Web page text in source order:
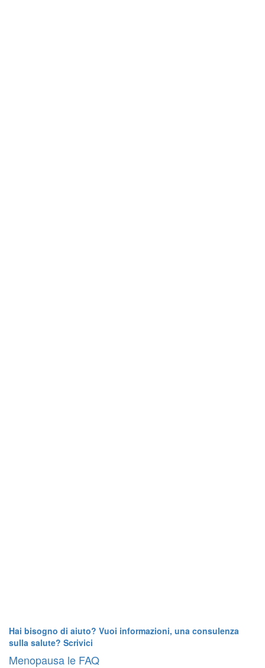
Hai bisogno di aiuto? Vuoi informazioni, una consulenza
sulla salute? Scrivici
Menopausa le FAQ